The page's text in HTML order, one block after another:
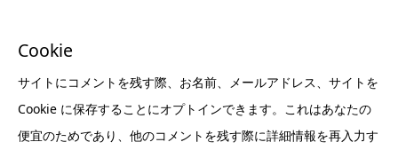
Cookie
サイトにコメントを残す際、お名前、メールアドレス、サイトを
Cookie に保存することにオプトインできます。これはあなたの
便宜のためであり、他のコメントを残す際に詳細情報を再入力す